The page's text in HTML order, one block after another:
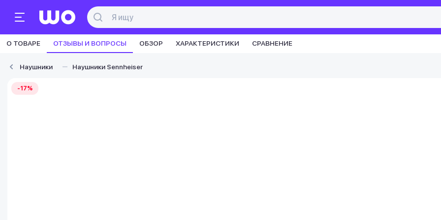
О ТОВАРЕ ОТЗЫВЫ И ВОПРОСЫ ОБЗОР ХАРАКТЕРИСТИКИ СРАВНЕНИЕ
Наушники Наушники Sennheiser
-17%